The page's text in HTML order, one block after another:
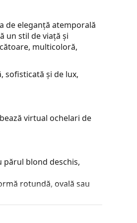
de eleganță atemporală
un stil de viață și
multicoloră,
sofisticată și de lux,
virtual ochelari de
părul blond deschis,
rotundă, ovală sau
confort si